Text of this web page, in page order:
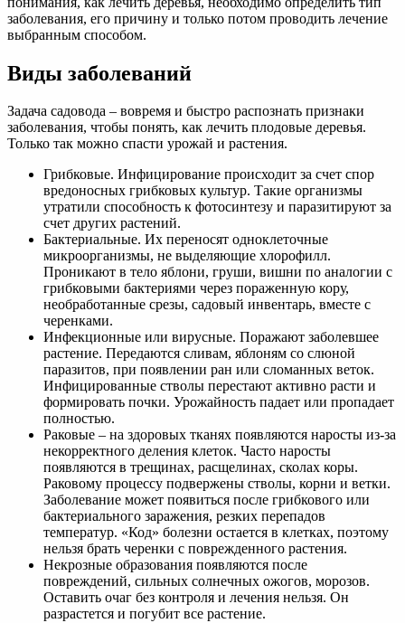
заболевания, его причину и только потом проводить лечение
выбранным способом.
Виды заболеваний
Задача садовода – вовремя и быстро распознать признаки
заболевания, чтобы понять, как лечить плодовые деревья.
Только так можно спасти урожай и растения.
Грибковые. Инфицирование происходит за счет спор
вредоносных грибковых культур. Такие организмы
утратили способность к фотосинтезу и паразитируют за
счет других растений.
Бактериальные. Их переносят одноклеточные
микроорганизмы, не выделяющие хлорофилл.
Проникают в тело яблони, груши, вишни по аналогии с
грибковыми бактериями через пораженную кору,
необработанные срезы, садовый инвентарь, вместе с
черенками.
Инфекционные или вирусные. Поражают заболевшее
растение. Передаются сливам, яблоням со слюной
паразитов, при появлении ран или сломанных веток.
Инфицированные стволы перестают активно расти и
формировать почки. Урожайность падает или пропадает
полностью.
Раковые – на здоровых тканях появляются наросты из-за
некорректного деления клеток. Часто наросты
появляются в трещинах, расщелинах, сколах коры.
Раковому процессу подвержены стволы, корни и ветки.
Заболевание может появиться после грибкового или
бактериального заражения, резких перепадов
температур. «Код» болезни остается в клетках, поэтому
нельзя брать черенки с поврежденного растения.
Некрозные образования появляются после
повреждений, сильных солнечных ожогов, морозов.
Оставить очаг без контроля и лечения нельзя. Он
разрастется и погубит все растение.